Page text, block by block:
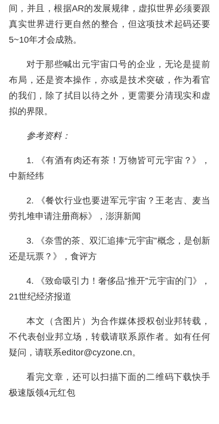
间，并且，根据AR的发展规律，虚拟世界必须要跟
真实世界进行更自然的整合，但这项技术起码还要
5~10年才会成熟。
对于那些喊出元宇宙口号的企业，无论是提前
布局，还是资本操作，亦或是技术突破，作为看官
的我们，除了拭目以待之外，更需要分清现实和虚
拟的界限。
参考资料：
1. 《有酒有肉还有茶！万物皆可元宇宙？》，
中新经纬
2. 《餐饮行业也要进军元宇宙？王老吉、麦当
劳扎堆申请注册商标》，澎湃新闻
3. 《奈雪的茶、双汇追捧“元宇宙”概念，是创新
还是玩票？》，食评方
4. 《致命吸引力！奢侈品“推开”元宇宙的门》，
21世纪经济报道
本文（含图片）为合作媒体授权创业邦转载，
不代表创业邦立场，转载请联系原作者。如有任何
疑问，请联系editor@cyzone.cn。
看完文章，还可以扫描下面的二维码下载快手
极速版领4元红包